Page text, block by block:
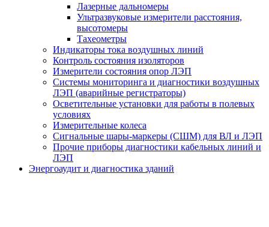
Лазерные дальномеры
Ультразвуковые измерители расстояния,
высотомеры
Тахеометры
Индикаторы тока воздушных линий
Контроль состояния изоляторов
Измерители состояния опор ЛЭП
Системы мониторинга и диагностики воздушных
ЛЭП (аварийные регистраторы)
Осветительные установки для работы в полевых
условиях
Измерительные колеса
Сигнальные шары-маркеры (СШМ) для ВЛ и ЛЭП
Прочие приборы диагностики кабельных линий и
ЛЭП
Энергоаудит и диагностика зданий